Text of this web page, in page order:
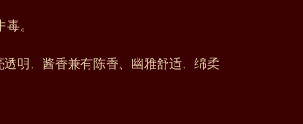
毒。
明、酱香兼有陈香、幽雅舒适、绵柔